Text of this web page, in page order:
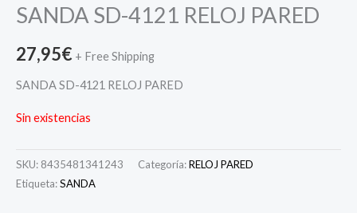
SANDA SD-4121 RELOJ PARED
27,95€ + Free Shipping
SANDA SD-4121 RELOJ PARED
Sin existencias
SKU: 8435481341243 Categoría:RELOJ PARED
Etiqueta:SANDA